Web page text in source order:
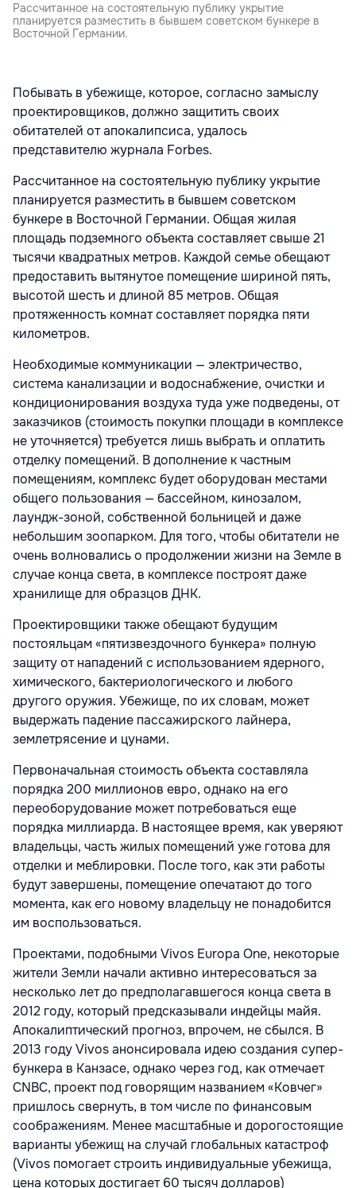
Рассчитанное на состоятельную публику укрытие
планируется разместить в бывшем советском бункере в
Восточной Германии.
Побывать в убежище, которое, согласно замыслу
проектировщиков, должно защитить своих
обитателей от апокалипсиса, удалось
представителю журнала Forbes.
Рассчитанное на состоятельную публику укрытие
планируется разместить в бывшем советском
бункере в Восточной Германии. Общая жилая
площадь подземного объекта составляет свыше 21
тысячи квадратных метров. Каждой семье обещают
предоставить вытянутое помещение шириной пять,
высотой шесть и длиной 85 метров. Общая
протяженность комнат составляет порядка пяти
километров.
Необходимые коммуникации — электричество,
система канализации и водоснабжение, очистки и
кондиционирования воздуха туда уже подведены, от
заказчиков (стоимость покупки площади в комплексе
не уточняется) требуется лишь выбрать и оплатить
отделку помещений. В дополнение к частным
помещениям, комплекс будет оборудован местами
общего пользования — бассейном, кинозалом,
лаундж-зоной, собственной больницей и даже
небольшим зоопарком. Для того, чтобы обитатели не
очень волновались о продолжении жизни на Земле в
случае конца света, в комплексе построят даже
хранилище для образцов ДНК.
Проектировщики также обещают будущим
постояльцам «пятизвездочного бункера» полную
защиту от нападений с использованием ядерного,
химического, бактериологического и любого
другого оружия. Убежище, по их словам, может
выдержать падение пассажирского лайнера,
землетрясение и цунами.
Первоначальная стоимость объекта составляла
порядка 200 миллионов евро, однако на его
переоборудование может потребоваться еще
порядка миллиарда. В настоящее время, как уверяют
владельцы, часть жилых помещений уже готова для
отделки и меблировки. После того, как эти работы
будут завершены, помещение опечатают до того
момента, как его новому владельцу не понадобится
им воспользоваться.
Проектами, подобными Vivos Europa One, некоторые
жители Земли начали активно интересоваться за
несколько лет до предполагавшегося конца света в
2012 году, который предсказывали индейцы майя.
Апокалиптический прогноз, впрочем, не сбылся. В
2013 году Vivos анонсировала идею создания супер-
бункера в Канзасе, однако через год, как отмечает
CNBC, проект под говорящим названием «Ковчег»
пришлось свернуть, в том числе по финансовым
соображениям. Менее масштабные и дорогостоящие
варианты убежищ на случай глобальных катастроф
(Vivos помогает строить индивидуальные убежища,
цена которых достигает 60 тысяч долларов)